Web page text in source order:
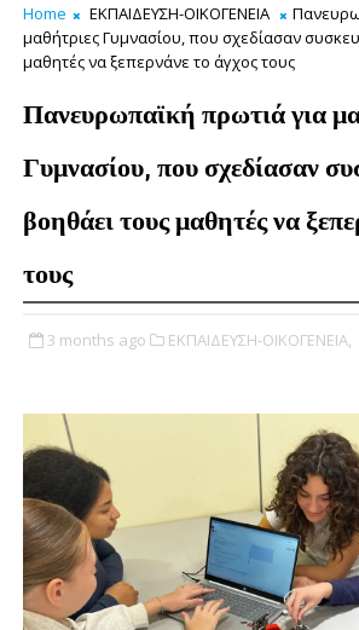
Home ΕΚΠΑΙΔΕΥΣΗ-ΟΙΚΟΓΕΝΕΙΑ
μαθήτριες Γυμνασίου, που σχεδίασαν
μαθητές να ξεπερνάνε το άγχος τους
Πανευρωπαϊκή πρωτιά για
Γυμνασίου, που σχεδίασαν
βοηθάει τους μαθητές να
τους
3 months ago ΕΚΠΑΙΔΕΥΣΗ-ΟΙΚΟΓΕΝΕΙΑ,